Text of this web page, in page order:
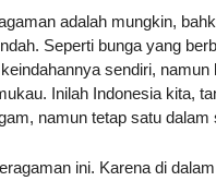
adalah mungkin,
Seperti bunga yang
sendiri, namun
Inilah Indonesia kita,
namun tetap satu dalam
ini. Karena di